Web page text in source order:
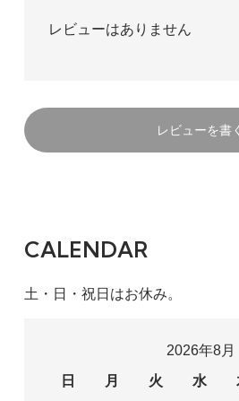
レビューはありません
レビューを書く
CALENDAR
土・日・祝日はお休み。
2026年8月
日
月 火 水